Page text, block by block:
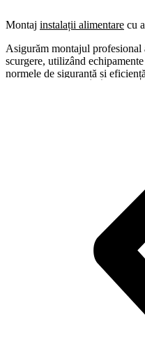
Montaj instalații alimentare cu
Asigurăm montajul profesional
scurgere, utilizând
normele de siguranță și